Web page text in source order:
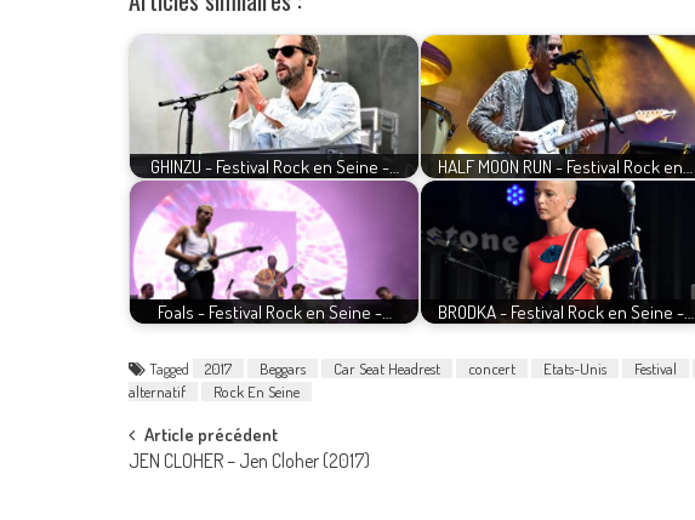
GHINZU - Festival Rock en Seine -… HALF MOON RUN - Festival Rock en…
Foals - Festival Rock en Seine -… BRODKA - Festival Rock en Seine -…
Tagged 2017 Beggars Car Seat Headrest concert Etats-Unis Festival
alternatif
Rock En Seine
Post
Article précédent
JEN CLOHER – Jen Cloher (2017)